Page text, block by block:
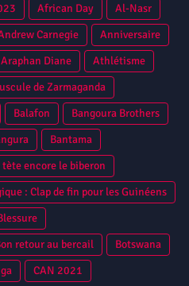
African Day
Al-Nasr
Carnegie
Anniversaire
Araphan Diane
Athlétisme
de Zarmaganda
Balafon
Bangoura Brothers
Bantama
tète encore le biberon
: Clap de fin pour les Guinéens
retour au bercail
Botswana
CAN 2021